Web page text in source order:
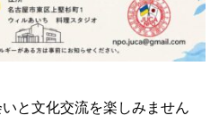
と文化交流を楽しみません